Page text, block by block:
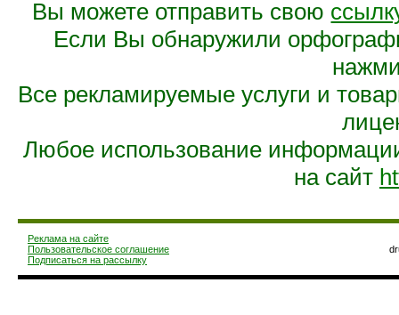
Вы можете отправить свою
Если Вы обнаружили
Все рекламируемые услуги и
Любое использование
на сайт
Реклама на сайте
Пользовательское соглашение
Подписаться на рассылку